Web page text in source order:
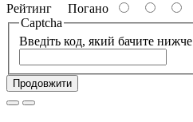
Рейтинг Погано
Captcha
Введіть код, який бачите нижче
Продовжити